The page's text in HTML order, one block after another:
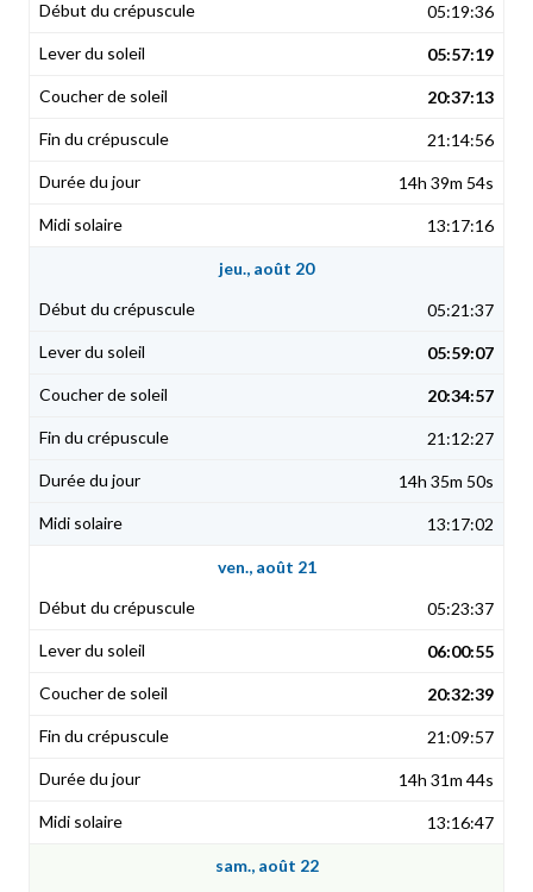
05:19:36
05:57:19
20:37:13
21:14:56
14h 39m 54s
13:17:16
jeu., août 20
05:21:37
05:59:07
20:34:57
21:12:27
14h 35m 50s
13:17:02
ven., août 21
05:23:37
06:00:55
20:32:39
21:09:57
14h 31m 44s
13:16:47
sam., août 22